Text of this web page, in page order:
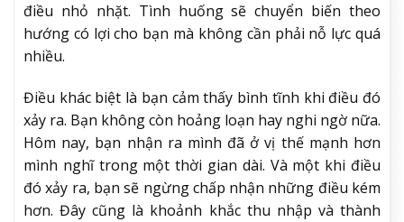
điều nhỏ nhặt. Tình huống sẽ chuyển biến theo
hướng có lợi cho bạn mà không cần phải nỗ lực quá
nhiều.
Điều khác biệt là bạn cảm thấy bình tĩnh khi điều đó
xảy ra. Bạn không còn hoảng loạn hay nghi ngờ nữa.
Hôm nay, bạn nhận ra mình đã ở vị thế mạnh hơn
mình nghĩ trong một thời gian dài. Và một khi điều
đó xảy ra, bạn sẽ ngừng chấp nhận những điều kém
hơn. Đây cũng là khoảnh khắc thu nhập và thành